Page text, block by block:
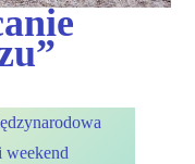
weekend